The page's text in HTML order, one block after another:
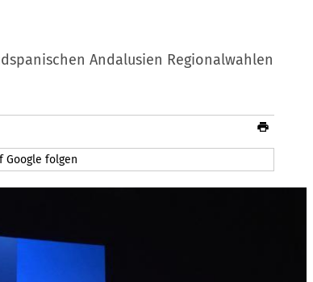
Andalusien Regionalwahlen
Google folgen